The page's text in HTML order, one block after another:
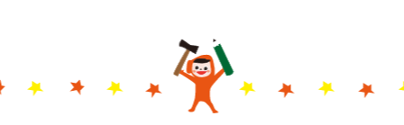
Gがくえん